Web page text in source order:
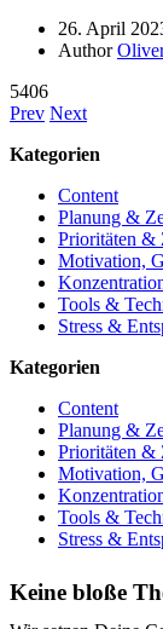
26. April
Author
5406
Prev Next
Kategorien
Content
Planung &
Prioritäten &
Motivation,
Tools &
Stress &
Kategorien
Content
Planung &
Prioritäten &
Motivation,
Tools &
Stress &
Keine bloße